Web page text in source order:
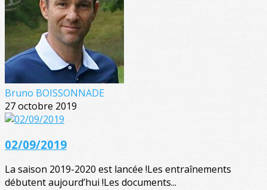
Bruno BOISSONNADE
27 octobre 2019
02/09/2019
La saison 2019-2020 est lancée !Les entraînements
débutent aujourd’hui !Les documents...